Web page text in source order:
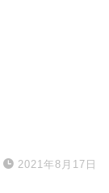
2021年8月17日